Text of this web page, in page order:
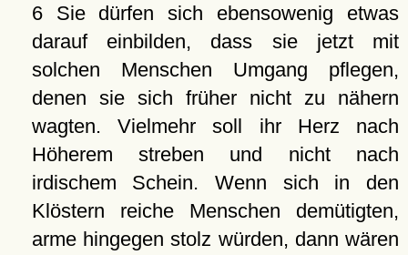
6 Sie dürfen sich ebensowenig etwas
darauf einbilden, dass sie jetzt mit
solchen Menschen Umgang pflegen,
denen sie sich früher nicht zu nähern
wagten. Vielmehr soll ihr Herz nach
Höherem streben und nicht nach
irdischem Schein. Wenn sich in den
Klöstern reiche Menschen demütigten,
arme hingegen stolz würden, dann wären